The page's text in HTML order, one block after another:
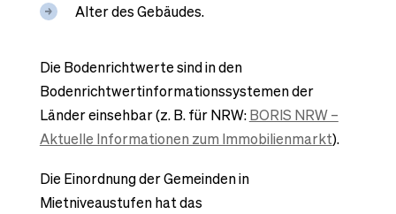
Alter des Gebäudes.
Die Bodenrichtwerte sind in den
Bodenrichtwertinformationssystemen der
Länder einsehbar (z. B. für NRW:BORIS NRW –
Aktuelle Informationen zum Immobilienmarkt).
Die Einordnung der Gemeinden in
Mietniveaustufen hat das